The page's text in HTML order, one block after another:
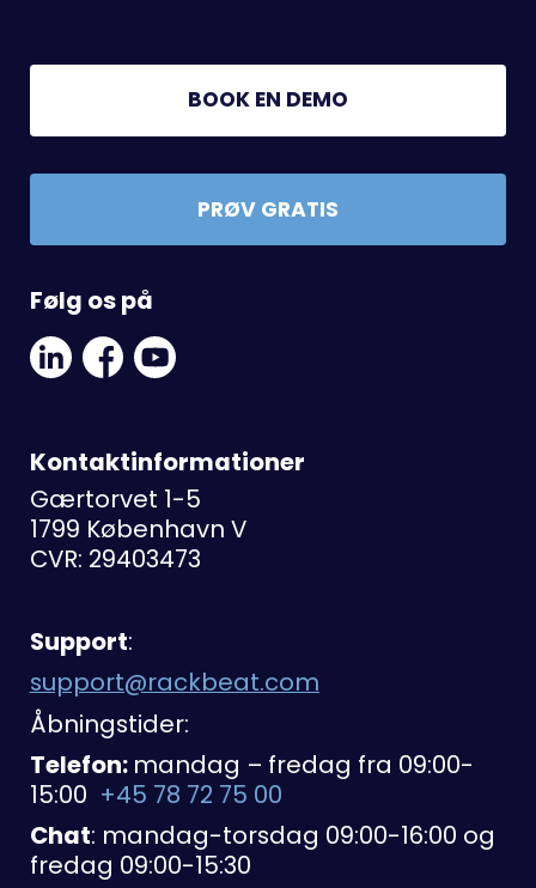
BOOK EN DEMO
PRØV GRATIS
Følg os på
Linkedin
Social
Link
Facebook
Social
Link
Youtube
Link
Kontaktinformationer
Gærtorvet 1-5
1799 København V
CVR: 29403473
Support:
support@rackbeat.com
Åbningstider:
Telefon: mandag – fredag fra 09:00-
15:00 +45 78 72 75 00
Chat: mandag-torsdag 09:00-16:00 og
fredag 09:00-15:30